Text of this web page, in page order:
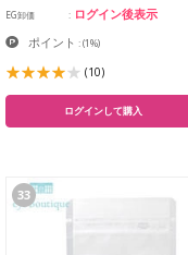
EG卸価 ログイン後表示
ポイント :(1%)
(10)
ログインして購入
33